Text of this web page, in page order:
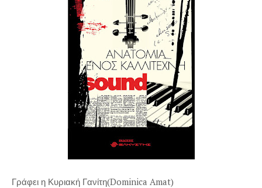
Γράφει η Κυριακή Γανίτη(Dominica Amat)